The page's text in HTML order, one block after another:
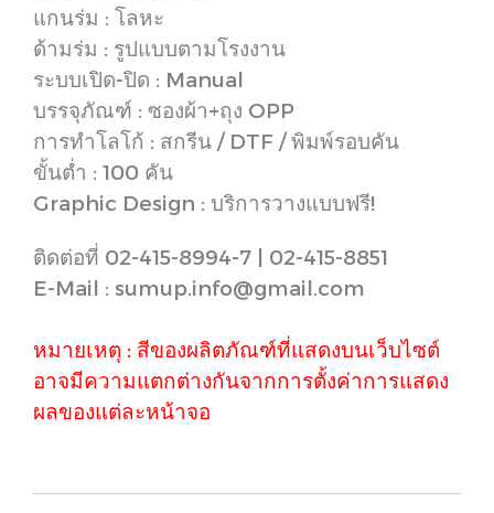
แกนร่ม : โลหะ
ด้ามร่ม : รูปแบบตามโรงงาน
ระบบเปิด-ปิด : Manual
บรรจุภัณฑ์ : ซองผ้า+ถุง OPP
การทำโลโก้ : สกรีน / DTF / พิมพ์รอบคัน
ขั้นต่ำ : 100 คัน
Graphic Design : บริการวางแบบฟรี!
ติดต่อที่ 02-415-8994-7 | 02-415-8851
E-Mail : sumup.info@gmail.com
หมายเหตุ : สีของผลิตภัณฑ์ที่แสดงบนเว็บไซต์
อาจมีความแตกต่างกันจากการตั้งค่าการแสดง
ผลของแต่ละหน้าจอ